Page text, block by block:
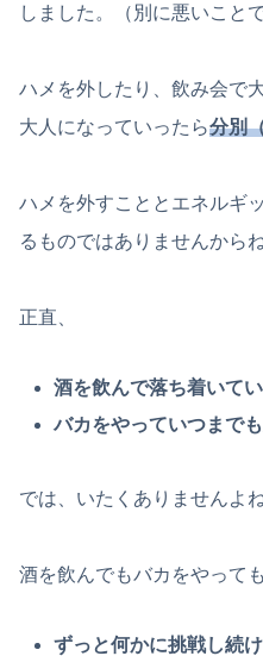
しました。（別に悪いこと
ハメを外したり、飲み会で
大人になっていったら分別
ハメを外すこととエネルギ
るものではありませんからね
正直、
酒を飲んで落ち着いて
バカをやっていつまで
では、いたくありませんよね
酒を飲んでもバカをやって
ずっと何かに挑戦し続